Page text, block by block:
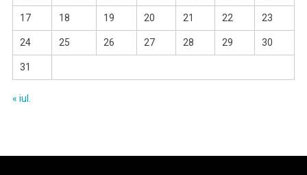
17 18 19 20 21 22 23
24 25 26 27 28 29 30
31
« iul.